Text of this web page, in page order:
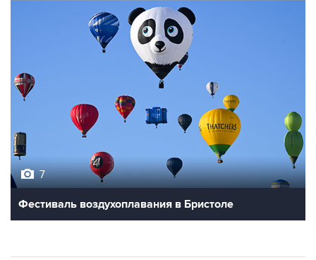
7
Фестиваль воздухоплавания в Бристоле